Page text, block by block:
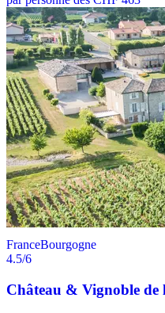
FranceBourgogne
4.5/6
Château & Vignoble de